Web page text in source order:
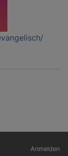
Anmelden